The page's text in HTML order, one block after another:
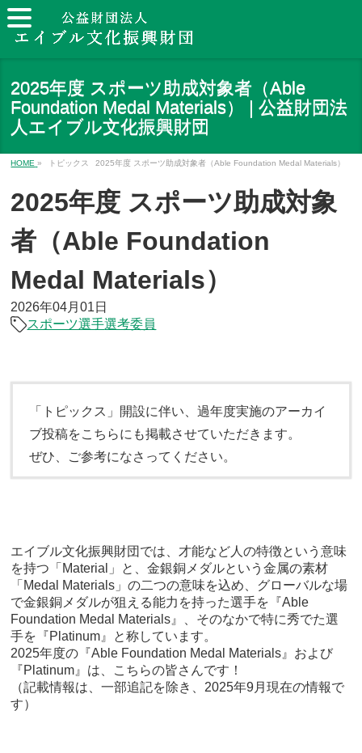
2025年度 スポーツ助成対象者（Able
Foundation Medal Materials） | 公益財団法
人エイブル文化振興財団
HOME » トピックス 2025年度 スポーツ助成対象者（Able Foundation Medal Materials）
2025年度 スポーツ助成対象
者（Able Foundation
Medal Materials）
2026年04月01日
スポーツ選手選考委員
「トピックス」開設に伴い、過年度実施のアーカイ
ブ投稿をこちらにも掲載させていただきます。
ぜひ、ご参考になさってください。
エイブル文化振興財団では、才能など人の特徴という意味
を持つ「Material」と、金銀銅メダルという金属の素材
「Medal Materials」の二つの意味を込め、グローバルな場
で金銀銅メダルが狙える能力を持った選手を『Able
Foundation Medal Materials』、そのなかで特に秀でた選
手を『Platinum』と称しています。
2025年度の『Able Foundation Medal Materials』および
『Platinum』は、こちらの皆さんです！
（記載情報は、一部追記を除き、2025年9月現在の情報で
す）